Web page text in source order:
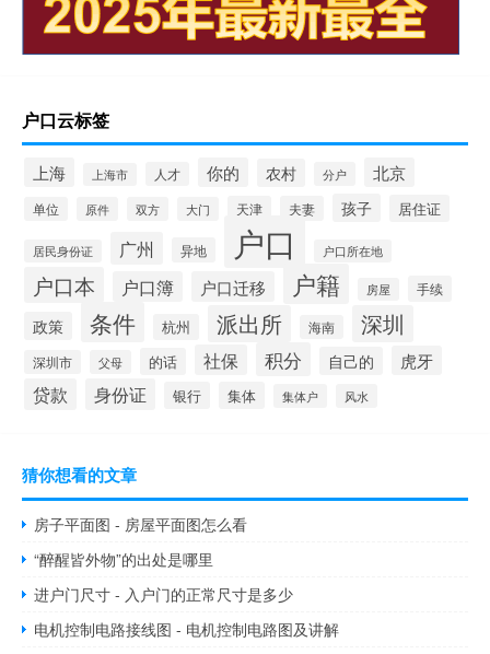
户口云标签
上海 上海市 人才 你的 农村 分户 北京
单位 原件 双方 大门 天津 夫妻 孩子 居住证
居民身份证 广州 异地 户口 户口所在地
户口本 户口簿 户口迁移 户籍 房屋 手续
政策 条件 杭州 派出所 海南 深圳
深圳市 父母 的话 社保 积分 自己的 虎牙
贷款 身份证 银行 集体 集体户 风水
猜你想看的文章
房子平面图 - 房屋平面图怎么看
“醉醒皆外物”的出处是哪里
进户门尺寸 - 入户门的正常尺寸是多少
电机控制电路接线图 - 电机控制电路图及讲解